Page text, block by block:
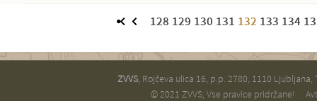
128 129 130 131 132 133 134
ZVVS, Rojčeva ulica 16, p.p. 2780, 1110
© 2021 ZVVS, Vse pravice pridržane!